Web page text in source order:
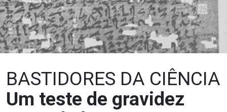
BASTIDORES DA CIÊNCIA
Um teste de gravidez